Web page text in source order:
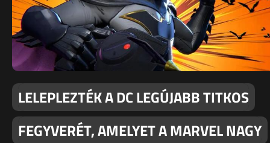
LELEPLEZTÉK A DC LEGÚJABB TITKOS
FEGYVERÉT, AMELYET A MARVEL NAGY